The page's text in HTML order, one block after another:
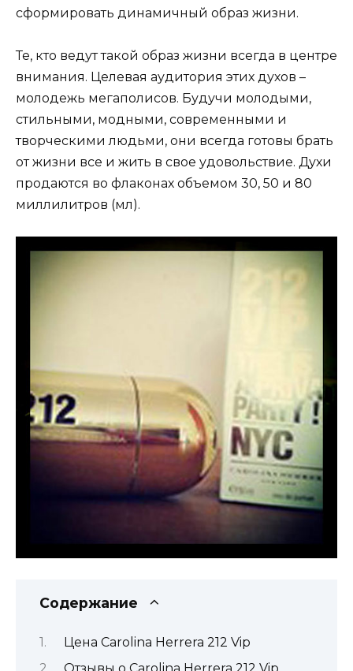
сформировать динамичный образ жизни.
Те, кто ведут такой образ жизни всегда в центре
внимания. Целевая аудитория этих духов –
молодежь мегаполисов. Будучи молодыми,
стильными, модными, современными и
творческими людьми, они всегда готовы брать
от жизни все и жить в свое удовольствие. Духи
продаются во флаконах объемом 30, 50 и 80
миллилитров (мл).
Содержание
Цена Carolina Herrera 212 Vip